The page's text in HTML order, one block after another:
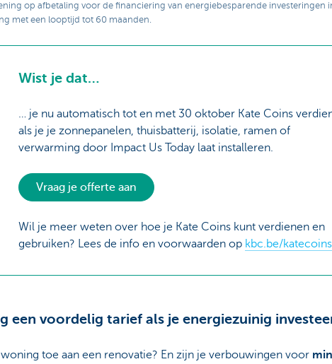
op afbetaling voor de financiering van energiebesparende investeringen
met een looptijd tot 60 maanden.
Wist je dat…
… je nu automatisch tot en met 30 oktober Kate Coins
als je je zonnepanelen, thuisbatterij, isolatie, ramen of
verwarming door Impact Us Today laat installeren.
Vraag je offerte aan
Wil je meer weten over hoe je Kate Coins kunt verdienen en
gebruiken? Lees de info en voorwaarden op kbc.be/katecoins
een voordelig tarief als je energiezuinig
woning toe aan een renovatie? En zijn je verbouwingen voor